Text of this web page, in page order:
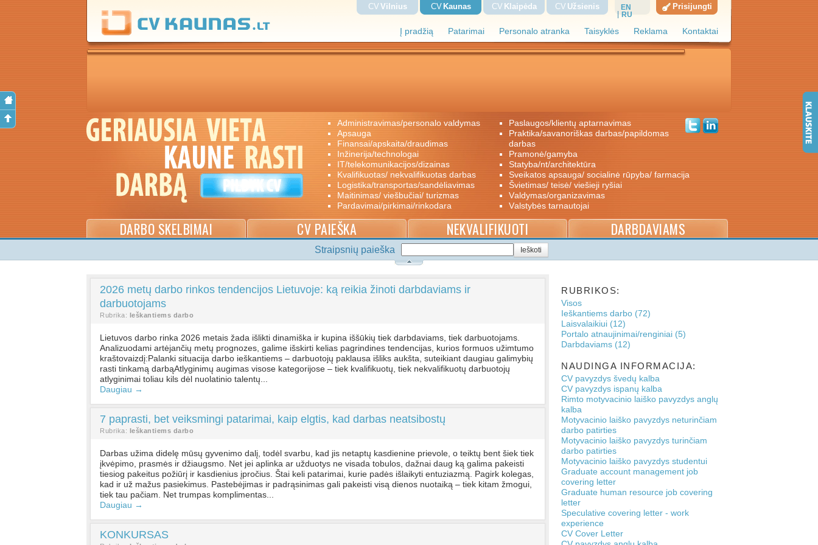
Į pradžią Patarimai Personalo atranka Taisyklės Reklama Kontaktai
CV Vilnius CV Kaunas CV Klaipėda CV Užsienis
EN
RU
Prisijungti
administravimas/personalo valdymas
apsauga
finansai/apskaita/draudimas
inžinerija/technologai
IT/telekomunikacijos/dizainas
kvalifikuotas/ nekvalifikuotas darbas
logistika/transportas/sandėliavimas
maitinimas/ viešbučiai/ turizmas
pardavimai/pirkimai/rinkodara
paslaugos/klientų aptarnavimas
praktika/savanoriškas darbas/papildomas
darbas
pramonė/gamyba
statyba/nt/architektūra
sveikatos apsauga/ socialinė rūpyba/ farmacija
švietimas/ teisė/ viešieji ryšiai
valdymas/organizavimas
valstybės tarnautojai
DARBO SKELBIMAI CV PAIEŠKA NEKVALIFIKUOTI DARBDAVIAMS
Straipsnių paieška
2026 metų darbo rinkos tendencijos Lietuvoje: ką reikia žinoti darbdaviams ir
darbuotojams
Rubrika: Ieškantiems darbo
Lietuvos darbo rinka 2026 metais žada išlikti dinamiška ir kupina iššūkių tiek darbdaviams, tiek darbuotojams.
Analizuodami artėjančių metų prognozes, galime išskirti kelias pagrindines tendencijas, kurios formuos užimtumo
kraštovaizdį:Palanki situacija darbo ieškantiems – darbuotojų paklausa išliks aukšta, suteikiant daugiau galimybių
rasti tinkamą darbąAtlyginimų augimas visose kategorijose – tiek kvalifikuotų, tiek nekvalifikuotų darbuotojų
atlyginimai toliau kils dėl nuolatinio talentų...
Daugiau →
7 paprasti, bet veiksmingi patarimai, kaip elgtis, kad darbas neatsibostų
Rubrika: Ieškantiems darbo
Darbas užima didelę mūsų gyvenimo dalį, todėl svarbu, kad jis netaptų kasdienine prievole, o teiktų bent šiek tiek
įkvėpimo, prasmės ir džiaugsmo. Net jei aplinka ar užduotys ne visada tobulos, dažnai daug ką galima pakeisti
tiesiog pakeitus požiūrį ir kasdienius įpročius. Štai keli patarimai, kurie padės išlaikyti entuziazmą. Pagirk kolegas,
kad ir už mažus pasiekimus. Pastebėjimas ir padrąsinimas gali pakeisti visą dienos nuotaiką – tiek kitam žmogui,
tiek tau pačiam. Net trumpas komplimentas...
Daugiau →
KONKURSAS
RUBRIKOS:
Visos
Ieškantiems darbo (72)
Laisvalaikiui (12)
Portalo atnaujinimai/renginiai (5)
Darbdaviams (12)
NAUDINGA INFORMACIJA:
CV pavyzdys švedų kalba
CV pavyzdys ispanų kalba
Rimto motyvacinio laiško pavyzdys anglų
kalba
Motyvacinio laiško pavyzdys neturinčiam
darbo patirties
Motyvacinio laiško pavyzdys turinčiam
darbo patirties
Motyvacinio laiško pavyzdys studentui
Graduate account management job
covering letter
Graduate human resource job covering
letter
Speculative covering letter - work
experience
CV Cover Letter